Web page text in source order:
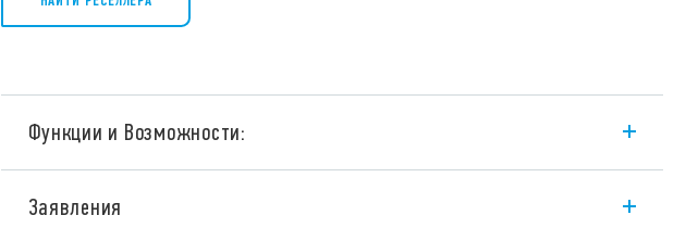
Функции и Возможности:
дополнительную защиту выходной цепи благодаря наличию
Заявления